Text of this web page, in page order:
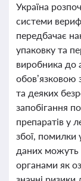
Україна
системи
передбачає
упаковку та
виробника до
обов’язковою
та деяких
запобігання
препаратів у
збої, помилки
даних можуть
органами як